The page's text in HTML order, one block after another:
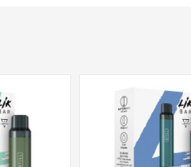
NON DISPONIBILE